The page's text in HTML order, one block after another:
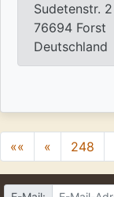
Sudetenstr. 2
76694 Forst
Deutschland
«« « 248